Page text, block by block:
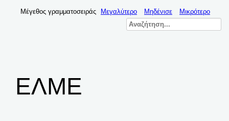
ΕΛΜΕ
Μέγεθος γραμματοσειράς Μεγαλύτερο Μηδένισε Μικρότερο